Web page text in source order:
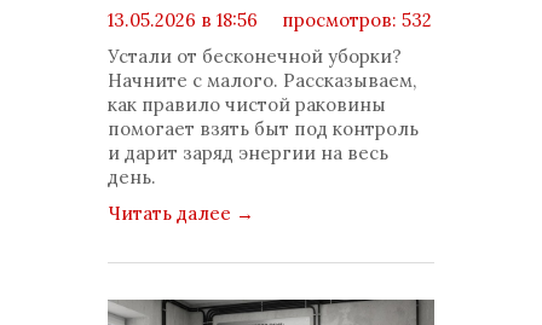
13.05.2026 в 18:56
просмотров: 532
комментариев: 0
Устали от бесконечной уборки?
Начните с малого. Рассказываем,
как правило чистой раковины
помогает взять быт под контроль
и дарит заряд энергии на весь
день.
Читать далее →